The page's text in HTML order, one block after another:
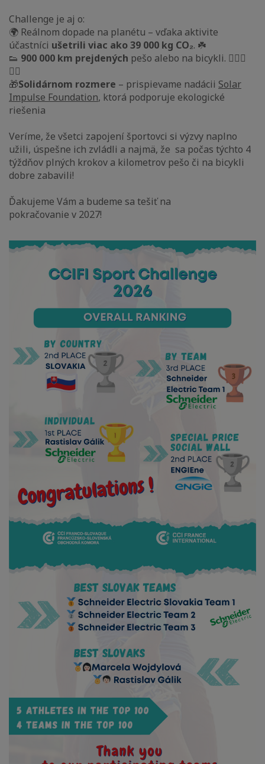
Challenge je aj o:
🌍 Reálnom dopade na planétu – vďaka aktivite
účastníci ušetrili viac ako 39 000 kg CO₂. ☘️
👟 900 000 km prejdených pešo alebo na bicykli. 🏃🏻‍♂️
🚴‍♂️
🎁Solidárnom rozmere – prispievame nadácii Solar
Impulse Foundation, ktorá podporuje ekologické
riešenia
Veríme, že všetci zapojení športovci si výzvy naplno
užili, úspešne ich zvládli a najmä, že sa počas týchto 4
týždňov plných krokov a kilometrov pešo či na bicykli
dobre zabavili!
Ďakujeme Vám a budeme sa tešiť na
pokračovanie v 2027!